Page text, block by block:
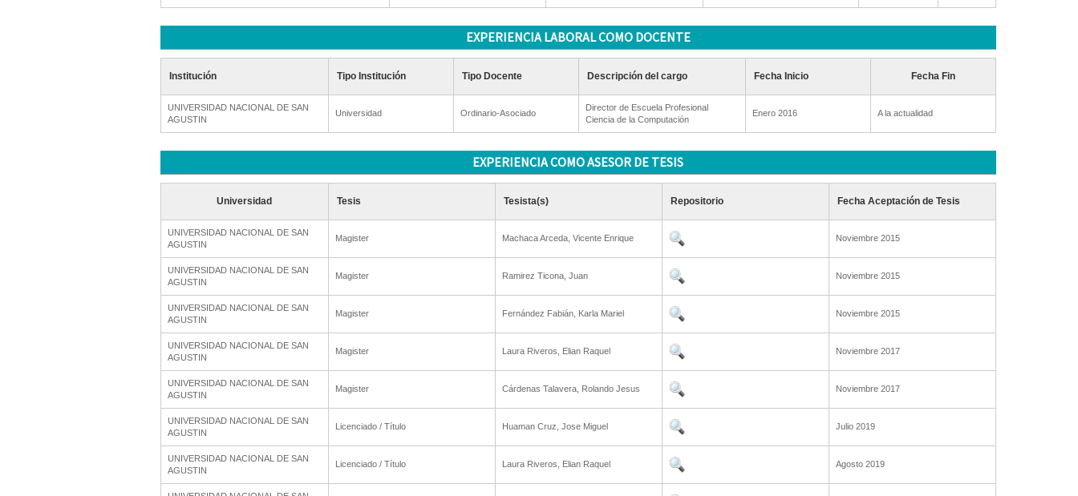
EXPERIENCIA LABORAL COMO DOCENTE
Institución Tipo Institución Tipo Docente Descripción del cargo Fecha Inicio Fecha Fin
UNIVERSIDAD NACIONAL DE SAN
AGUSTIN
Universidad Ordinario-Asociado
Director de Escuela Profesional
Ciencia de la Computación
Enero 2016 A la actualidad
EXPERIENCIA COMO ASESOR DE TESIS
Universidad Tesis Tesista(s) Repositorio Fecha Aceptación de Tesis
UNIVERSIDAD NACIONAL DE SAN
AGUSTIN
Magister Machaca Arceda, Vicente Enrique Noviembre 2015
UNIVERSIDAD NACIONAL DE SAN
AGUSTIN
Magister Ramirez Ticona, Juan Noviembre 2015
UNIVERSIDAD NACIONAL DE SAN
AGUSTIN
Magister Fernández Fabián, Karla Mariel Noviembre 2015
UNIVERSIDAD NACIONAL DE SAN
AGUSTIN
Magister Laura Riveros, Elian Raquel Noviembre 2017
UNIVERSIDAD NACIONAL DE SAN
AGUSTIN
Magister Cárdenas Talavera, Rolando Jesus Noviembre 2017
UNIVERSIDAD NACIONAL DE SAN
AGUSTIN
Licenciado / Título Huaman Cruz, Jose Miguel Julio 2019
UNIVERSIDAD NACIONAL DE SAN
AGUSTIN
Licenciado / Título Laura Riveros, Elian Raquel Agosto 2019